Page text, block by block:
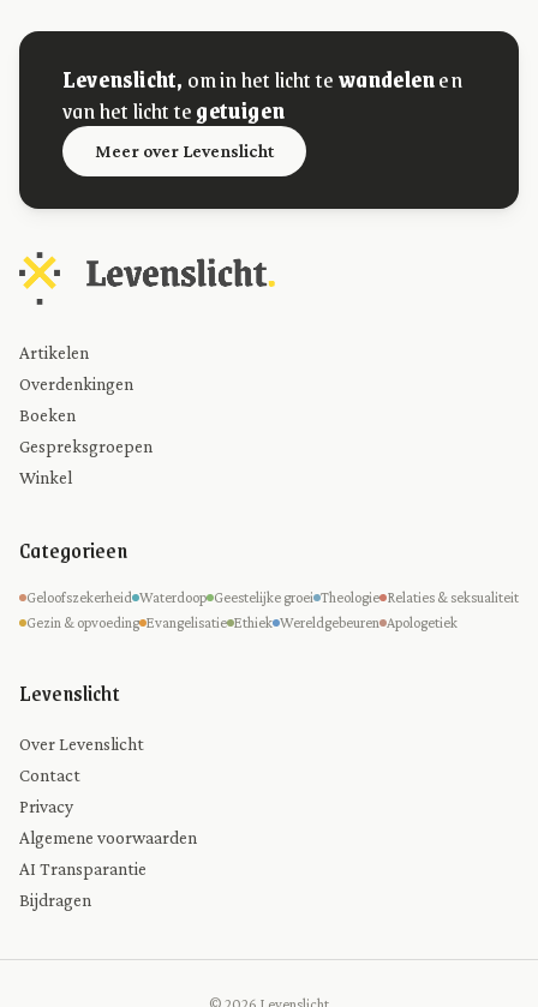
Levenslicht, om in het licht tewandelenen
van het licht tegetuigen
Meer over Levenslicht
Artikelen
Overdenkingen
Boeken
Gespreksgroepen
Winkel
Categorieen
Geloofszekerheid Waterdoop Geestelijke groei Theologie Relaties & seksualiteit
Gezin & opvoeding Evangelisatie Ethiek Wereldgebeuren Apologetiek
Levenslicht
Over Levenslicht
Contact
Privacy
Algemene voorwaarden
AI Transparantie
Bijdragen